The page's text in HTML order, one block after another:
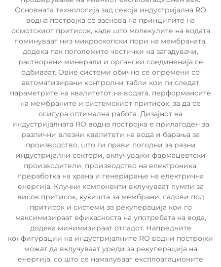
Основната технологија зад секоја индустријална RO
водна постројка се заснова на принципите на
осмотскиот притисок, каде што молекулите на водата
поминуваат низ микроскопски пори на мембраната,
додека пак поголемите честички на загадувачи,
растворени минерали и органски соединенија се
одбиваат. Овие системи обично се опремени со
автоматизирани контролни табли кои ги следат
параметрите на квалитетот на водата, перформансите
на мембраните и системскиот притисок, за да се
осигура оптимална работа. Дизајнот на
индустријалната RO водна постројка е прилагоден за
различни влезни квалитети на вода и барања за
производство, што ги прави погодни за разни
индустријални сектори, вклучувајќи фармацевтски
производители, производство на електроника,
преработка на храна и генерирање на електрична
енергија. Клучни компоненти вклучуваат пумпи за
висок притисок, куќишта за мембрани, садови под
притисок и системи за рекуперација кои го
максимизираат ефикасноста на употребата на вода,
додека минимизираат отпадот. Напредните
конфигурации на индустријалните RO водни постројки
можат да вклучуваат уреди за рекуперација на
енергија, со што се намалуваат експлоатационите